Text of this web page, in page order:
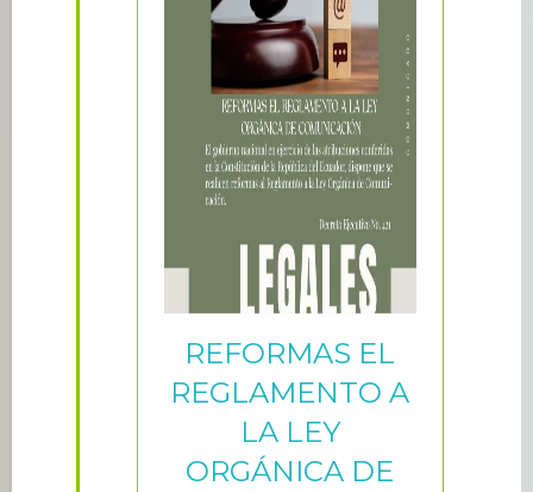
REFORMAS EL
REGLAMENTO A
LA LEY
ORGÁNICA DE